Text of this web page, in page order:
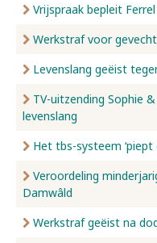
Vrijspraak bepleit
Werkstraf voor
Levenslang geëist
TV-uitzending Sophie
levenslang
Het tbs-systeem ‘piept
Veroordeling
Damwâld
Werkstraf geëist na